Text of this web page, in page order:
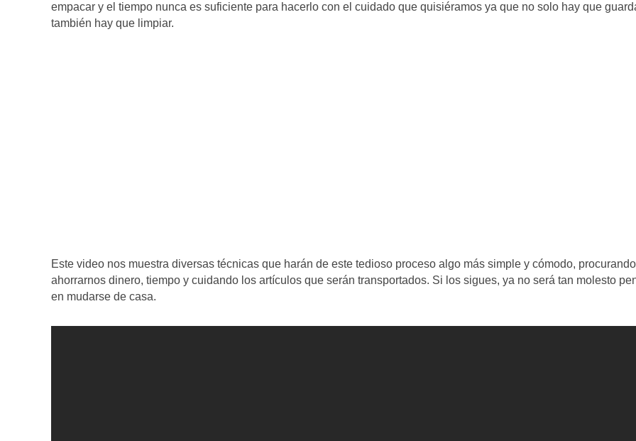
empacar y el tiempo nunca es suficiente para hacerlo con el cuidado que quisiéramos ya que no solo hay que
también hay que limpiar.
Este video nos muestra diversas técnicas que harán de este tedioso proceso algo más simple y cómodo, procurando
ahorrarnos dinero, tiempo y cuidando los artículos que serán transportados. Si los sigues, ya no será tan molesto
en mudarse de casa.